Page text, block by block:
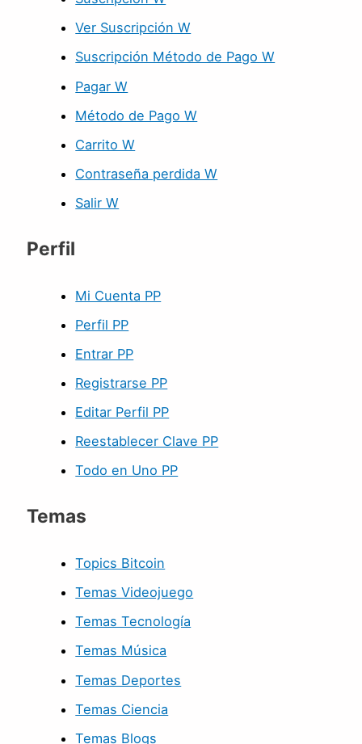
Ver Suscripción W
Suscripción Método de Pago W
Pagar W
Método de Pago W
Carrito W
Contraseña perdida W
Salir W
Perfil
Mi Cuenta PP
Perfil PP
Entrar PP
Registrarse PP
Editar Perfil PP
Reestablecer Clave PP
Todo en Uno PP
Temas
Topics Bitcoin
Temas Videojuego
Temas Tecnología
Temas Música
Temas Deportes
Temas Ciencia
Temas Blogs